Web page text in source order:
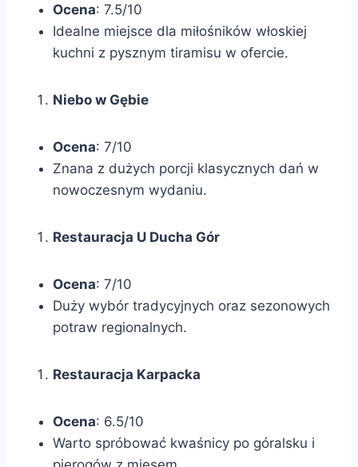
Ocena: 7.5/10
Idealne miejsce dla miłośników włoskiej
kuchni z pysznym tiramisu w ofercie.
Niebo w Gębie
Ocena: 7/10
Znana z dużych porcji klasycznych dań w
nowoczesnym wydaniu.
Restauracja U Ducha Gór
Ocena: 7/10
Duży wybór tradycyjnych oraz sezonowych
potraw regionalnych.
Restauracja Karpacka
Ocena: 6.5/10
Warto spróbować kwaśnicy po góralsku i